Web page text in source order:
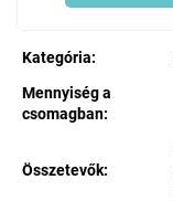
Kategória:
Mennyiség a
csomagban:
Összetevők: